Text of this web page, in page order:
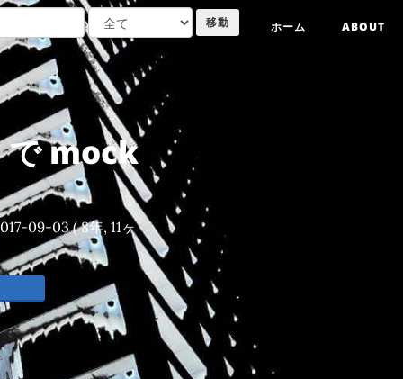
ホーム ABOUT
で mock
09-03( 8年, 11ヶ